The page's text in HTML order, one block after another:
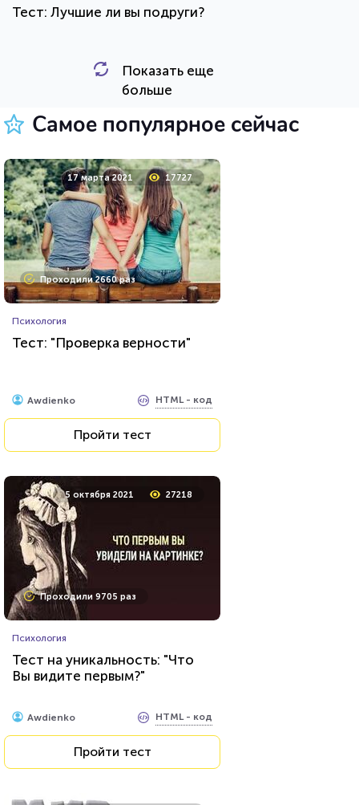
Тест: Лучшие ли вы подруги?
HTML - код
26 июля 2021 62434
Проходили 8032 раза
Тест по игре Dota 2
Пройти тест
12 сентября 2020
Проходили 606 раз
Тест о редких животных
Пройти тест
10 сентября 2021
Показать еще
больше
Самое популярное сейчас
17 марта 2021 17727
Проходили 2660 раз
Психология
Тест: "Проверка верности"
Awdienko HTML - код
Пройти тест
5 октября 2021 27218
Проходили 9705 раз
Психология
Тест на уникальность: "Что
Вы видите первым?"
Awdienko HTML - код
Пройти тест